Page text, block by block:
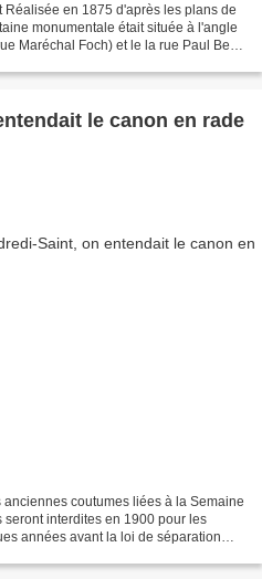
en 1875 d'après les plans de
monumentale était située à l'angle
Maréchal Foch) et le la rue Paul Bert.
le canon en rade
coutumes liées à la Semaine
interdites en 1900 pour les
années avant la loi de séparation